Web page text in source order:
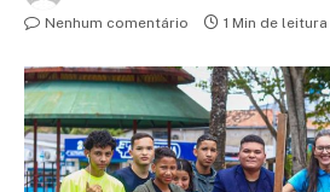
Nenhum comentário
1 Min de leitura